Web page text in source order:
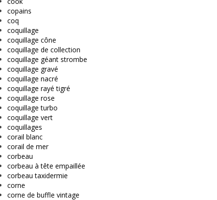
copains
coq
coquillage
coquillage cône
coquillage de collection
coquillage géant strombe
coquillage gravé
coquillage nacré
coquillage rayé tigré
coquillage rose
coquillage turbo
coquillage vert
coquillages
corail blanc
corail de mer
corbeau
corbeau à tête empaillée
corbeau taxidermie
corne
corne de buffle vintage